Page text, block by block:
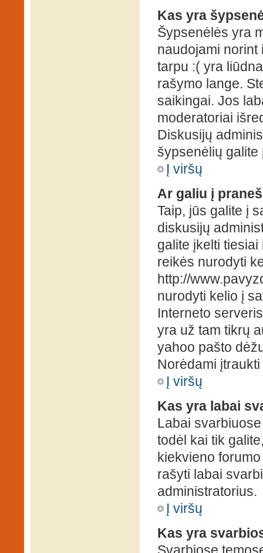
Kas yra
Šypsenėlės yra
naudojami norint
tarpu :( yra
rašymo lange.
saikingai. Jos
moderatoriai
Diskusijų
šypsenėlių galite
Į viršų
Ar galiu į
Taip, jūs galite į
diskusijų
galite įkelti
reikės nurodyti
http://
nurodyti kelio į
Interneto
yra už tam tikrų
yahoo pašto
Norėdami
Į viršų
Kas yra labai
Labai
todėl kai tik
kiekvieno
rašyti labai
administratorius.
Į viršų
Kas yra